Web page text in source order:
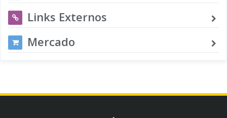
Links Externos
Mercado